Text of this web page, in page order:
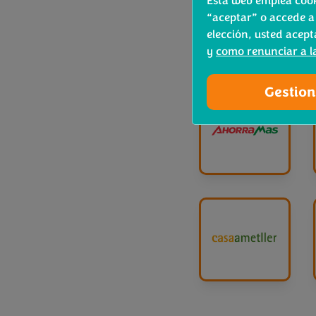
“aceptar” o accede
elección, usted
y como renunciar a